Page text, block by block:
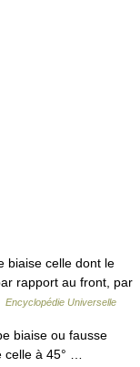
biaise celle dont le
rapport au front, par
Encyclopédie Universelle
biaise ou fausse
celle à 45° …